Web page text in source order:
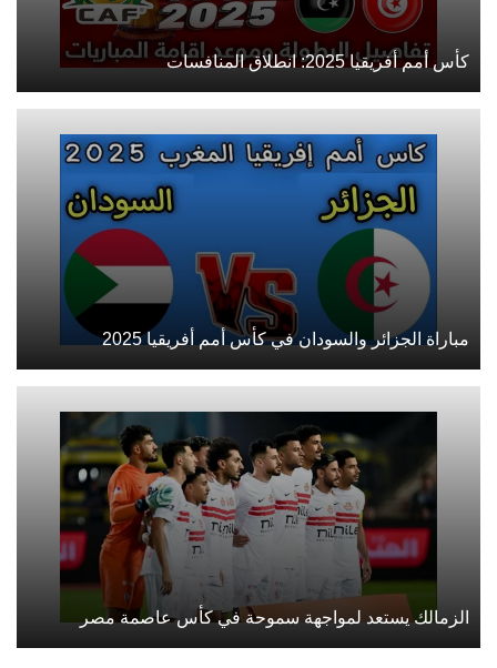
كأس أمم أفريقيا 2025: انطلاق المنافسات
مباراة الجزائر والسودان في كأس أمم أفريقيا 2025
الزمالك يستعد لمواجهة سموحة في كأس عاصمة مصر